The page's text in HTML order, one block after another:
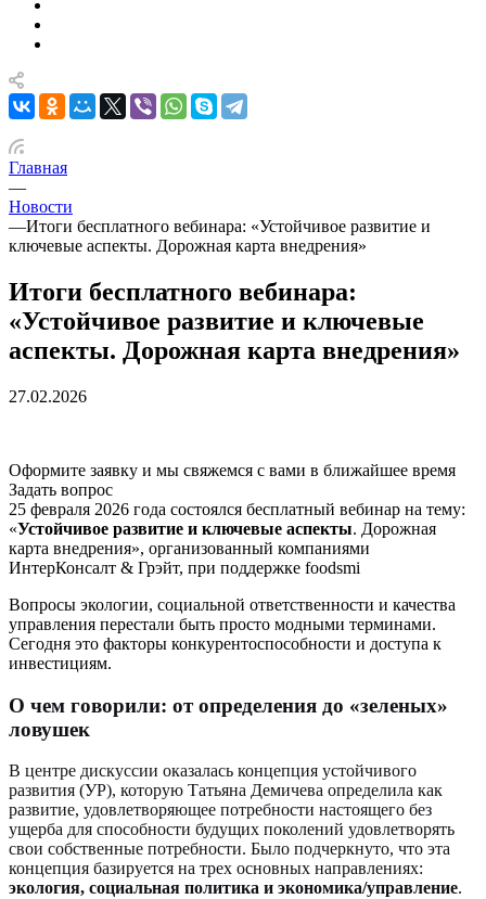
Главная
—
Новости
—Итоги бесплатного вебинара: «Устойчивое развитие и
ключевые аспекты. Дорожная карта внедрения»
Итоги бесплатного вебинара:
«Устойчивое развитие и ключевые
аспекты. Дорожная карта внедрения»
27.02.2026
Оформите заявку и мы свяжемся с вами в ближайшее время
Задать вопрос
25 февраля 2026 года состоялся бесплатный вебинар на тему:
«Устойчивое развитие и ключевые аспекты. Дорожная
карта внедрения», организованный компаниями
ИнтерКонсалт & Грэйт, при поддержке foodsmi
Вопросы экологии, социальной ответственности и качества
управления перестали быть просто модными терминами.
Сегодня это факторы конкурентоспособности и доступа к
инвестициям.
О чем говорили: от определения до «зеленых»
ловушек
В центре дискуссии оказалась концепция устойчивого
развития (УР), которую Татьяна Демичева определила как
развитие, удовлетворяющее потребности настоящего без
ущерба для способности будущих поколений удовлетворять
свои собственные потребности. Было подчеркнуто, что эта
концепция базируется на трех основных направлениях:
экология, социальная политика и экономика/управление.